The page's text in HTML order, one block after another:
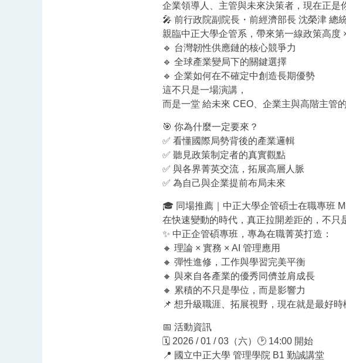
企業領導人、主管與未來決策者，現在正是
🎤 前行政院副院長・前經濟部長 沈榮津 總
親臨中正大學企管系，帶來第一線政策高度
🔹 台灣韌性供應鏈的核心競爭力
🔹 全球產業變局下的關鍵選擇
🔹 企業如何在不確定中創造長期優勢
這不只是一場演講，
而是一堂 給未來 CEO、企業主與高階主管
🎯 你為什麼一定要來？
✅ 看懂國際局勢背後的產業邏輯
✅ 聽見政策制定者的真實觀點
✅ 與各界菁英交流，拓展高層人脈
✅ 為自己與企業提前布局未來
🎓 同場推薦｜中正大學企管碩士在職專班
在快速變動的時代，真正拉開差距的，不只
✨ 中正企管碩專班，專為在職菁英打造：
🔸 理論 × 實務 × AI 管理應用
🔸 彈性進修，工作與學習完美平衡
🔸 與來自各產業的優秀同儕並肩成長
🔸 累積的不只是學位，而是影響力
📌 想升級職涯、拓展視野，現在就是最好時
📅 活動資訊
🗓 2026 / 01 / 03（六）🕑 14:00 開始
📍 國立中正大學 管理學院 B1 勤誠講堂